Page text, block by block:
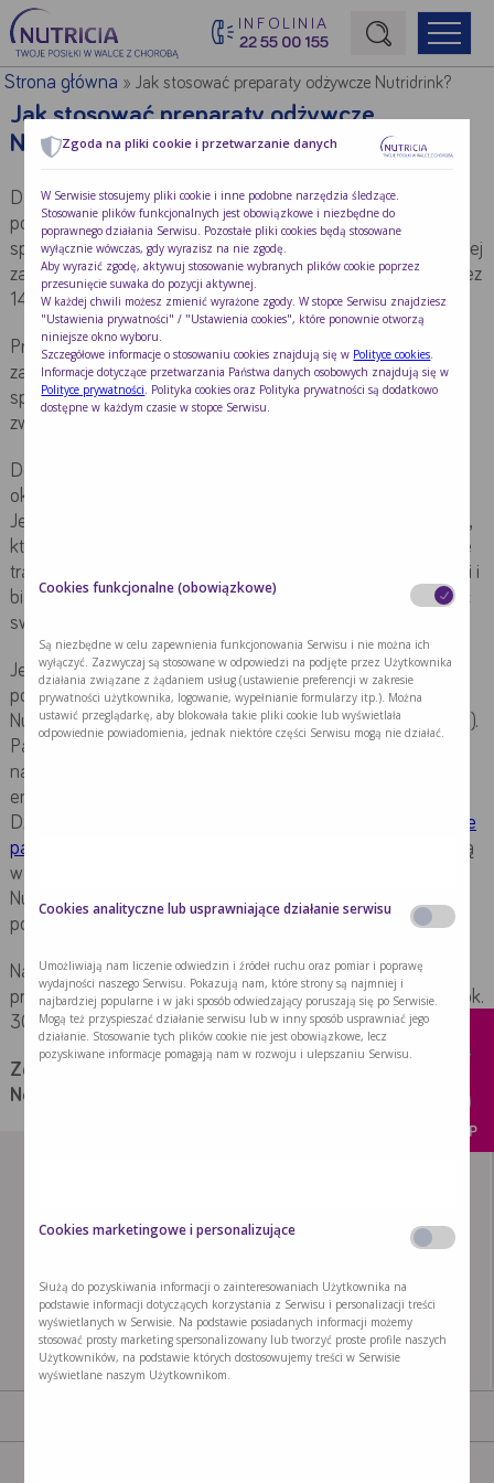
INFOLINIA
22 55 00 155
Początek treści głównej
Strona główna »Jak stosować preparaty odżywcze Nutridrink?
Jak stosować preparaty odżywcze
Nutridrink?
Dawkowanie preparatów Nutridrink jest uzależnione od
potrzeb żywieniowych oraz od ilości pożywienia
spożywanego przez chorego w ciągu całego dnia. Najczęściej
zalecane stosowanie to 1-3 butelki Nutridrinka dziennie przez
14 dni i więcej.
Preparaty odżywcze powinno się stosować zgodnie z
zaleceniami lekarza: czyli do momentu powrotu do
spożywania pokarmów w wystarczających ilościach –
zwykle 2 butelki dziennie przez 14 dni.
Do prawidłowego funkcjonowania mężczyzna potrzebuje
około 2500 kalorii dziennie, kobieta – około 2000 kalorii.
Jedno opakowanie Nutridrinka to 300 kcal. Ilość opakowań,
które chory powinien spożyć w ciągu dnia zależy od tego, ile
tradycyjnego pożywienia zjadł i jaką dodatkową ilość energii i
białka powinien spożyć w postaci Nutridrinka, aby zaspokoić
swoje zapotrzebowanie.
Jeśli wymaga tego sytuacja, Nutridrink może być jedynym
pożywieniem w ciągu dnia (dotyczy Nutridrink 125ml,
Nutridrink Multi Fibre 125ml, Nutridrink Yoghurt Style 200ml).
Pacjent powinien wówczas wypić 6-7 opakowań: pozwoli to
na pokrycie dziennego zapotrzebowania organizmu na
energię i składniki odżywcze.
Dzięki dużej różnorodności preparatów
Nutridrink pożywienie
pacjenta
jest nie tylko urozmaicone, ale ma również wysoką
wartość odżywczą.
Nutridrink jest tak odżywczy i zbilansowany, że w razie
potrzeby może zastąpić lub uzupełnić posiłek.
Należy pamiętać, że ze względu na wysoką osmolarność
preparatów Nutridrink należy pić je powoli – jedną butelkę ok.
30 minut – aby uniknąć dyskomfortu trawiennego.
Zobacz wszystkie pytania i odpowiedzi dotyczące
Neurologii:
x
KUP
Zgoda na pliki cookie i przetwarzanie danych
W Serwisie stosujemy pliki cookie i inne podobne narzędzia śledzące.
Stosowanie plików funkcjonalnych jest obowiązkowe i niezbędne do
poprawnego działania Serwisu. Pozostałe pliki cookies będą stosowane
wyłącznie wówczas, gdy wyrazisz na nie zgodę.
Aby wyrazić zgodę, aktywuj stosowanie wybranych plików cookie poprzez
przesunięcie suwaka do pozycji aktywnej.
W każdej chwili możesz zmienić wyrażone zgody. W stopce Serwisu znajdziesz
"Ustawienia prywatności" / "Ustawienia cookies", które ponownie otworzą
niniejsze okno wyboru.
Szczegółowe informacje o stosowaniu cookies znajdują się w Polityce cookies
Informacje dotyczące przetwarzania Państwa danych osobowych znajdują się w
Polityce prywatności . Polityka cookies oraz Polityka prywatności są dodatkowo
dostępne w każdym czasie w stopce Serwisu.
Cookies funkcjonalne (obowiązkowe)
Są niezbędne w celu zapewnienia funkcjonowania Serwisu i nie można ich
wyłączyć. Zazwyczaj są stosowane w odpowiedzi na podjęte przez Użytkownika
działania związane z żądaniem usług (ustawienie preferencji w zakresie
prywatności użytkownika, logowanie, wypełnianie formularzy itp.). Można
ustawić przeglądarkę, aby blokowała takie pliki cookie lub wyświetlała
odpowiednie powiadomienia, jednak niektóre części Serwisu mogą nie działać.
Cookies analityczne lub usprawniające działanie serwisu
Umożliwiają nam liczenie odwiedzin i źródeł ruchu oraz pomiar i poprawę
wydajności naszego Serwisu. Pokazują nam, które strony są najmniej i
najbardziej popularne i w jaki sposób odwiedzający poruszają się po Serwisie.
Mogą też przyspieszać działanie serwisu lub w inny sposób usprawniać jego
działanie. Stosowanie tych plików cookie nie jest obowiązkowe, lecz
pozyskiwane informacje pomagają nam w rozwoju i ulepszaniu Serwisu.
Cookies marketingowe i personalizujące
Służą do pozyskiwania informacji o zainteresowaniach Użytkownika na
podstawie informacji dotyczących korzystania z Serwisu i personalizacji treści
wyświetlanych w Serwisie. Na podstawie posiadanych informacji możemy
stosować prosty marketing spersonalizowany lub tworzyć proste profile naszych
Użytkowników, na podstawie których dostosowujemy treści w Serwisie
wyświetlane naszym Użytkownikom.